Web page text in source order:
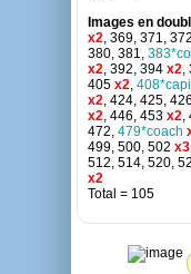
Images en
x2, 369, 371,
380, 381,
x2, 392, 394 x2,
405 x2, 408*capi
x2, 424, 425, 426
x2, 446, 453 x2,
472, 479*coach
499, 500, 502 x3
512, 514, 520,
x2
Total = 105